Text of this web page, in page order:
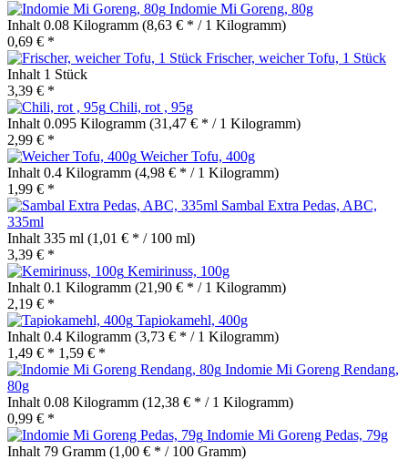
Indomie Mi Goreng, 80g
Inhalt 0.08 Kilogramm (8,63 € * / 1 Kilogramm)
0,69 € *
Frischer, weicher Tofu, 1 Stück
Inhalt 1 Stück
3,39 € *
Chili, rot , 95g
Inhalt 0.095 Kilogramm (31,47 € * / 1 Kilogramm)
2,99 € *
Weicher Tofu, 400g
Inhalt 0.4 Kilogramm (4,98 € * / 1 Kilogramm)
1,99 € *
Sambal Extra Pedas, ABC,
335ml
Inhalt 335 ml (1,01 € * / 100 ml)
3,39 € *
Kemirinuss, 100g
Inhalt 0.1 Kilogramm (21,90 € * / 1 Kilogramm)
2,19 € *
Tapiokamehl, 400g
Inhalt 0.4 Kilogramm (3,73 € * / 1 Kilogramm)
1,49 € * 1,59 € *
Indomie Mi Goreng Rendang,
80g
Inhalt 0.08 Kilogramm (12,38 € * / 1 Kilogramm)
0,99 € *
Indomie Mi Goreng Pedas, 79g
Inhalt 79 Gramm (1,00 € * / 100 Gramm)